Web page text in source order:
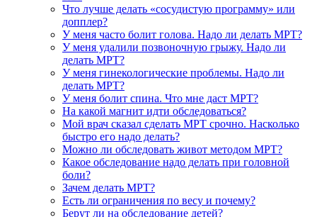
Что лучше делать «сосудистую программу» или
допплер?
У меня часто болит голова. Надо ли делать МРТ?
У меня удалили позвоночную грыжу. Надо ли
делать МРТ?
У меня гинекологические проблемы. Надо ли
делать МРТ?
У меня болит спина. Что мне даст МРТ?
На какой магнит идти обследоваться?
Мой врач сказал сделать МРТ срочно. Насколько
быстро его надо делать?
Можно ли обследовать живот методом МРТ?
Какое обследование надо делать при головной
боли?
Зачем делать МРТ?
Есть ли ограничения по весу и почему?
Берут ли на обследование детей?